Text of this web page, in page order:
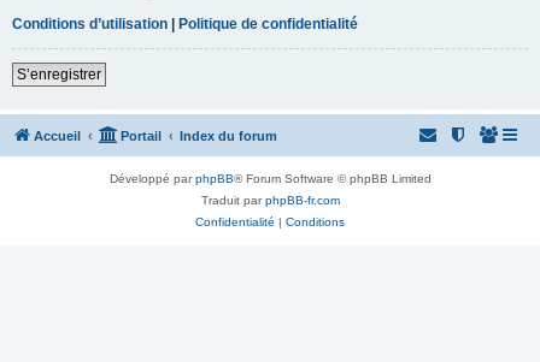
Conditions d’utilisation | Politique de confidentialité
S’enregistrer
Accueil Portail Index du forum
Développé parphpBB® Forum Software © phpBB Limited
Traduit parphpBB-fr.com
Confidentialité | Conditions